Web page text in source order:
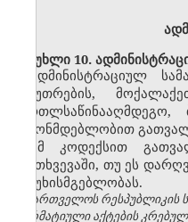
მუხლი 10.
ადმინისტრაციულ
საკუთრების,
კანონმდებლობით
ამ კოდექსით
შემთხვევაში, თუ ეს
პასუხისმგებლობას.
საქართველოს რესპუბლიკის
ნორმატიული აქტების